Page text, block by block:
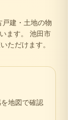
建・土地の物
ます。
池田市
ただけます。
地図で確認